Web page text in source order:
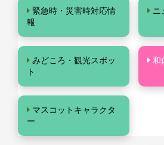
緊急時・災害時対応情
報
ニ
みどころ・観光スポッ
ト
和
マスコットキャラクタ
ー